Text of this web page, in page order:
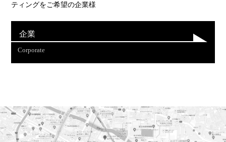
ティングをご希望の企業様
企業
Corporate